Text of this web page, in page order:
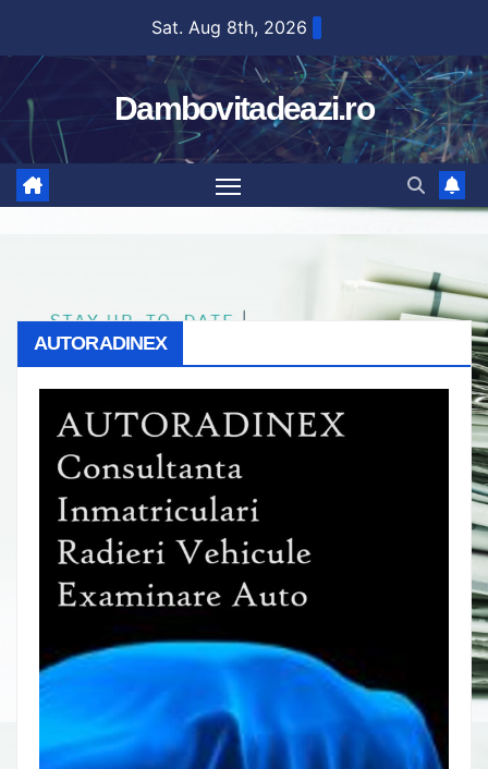
content
Sat. Aug 8th, 2026
Dambovitadeazi.ro
AUTORADINEX